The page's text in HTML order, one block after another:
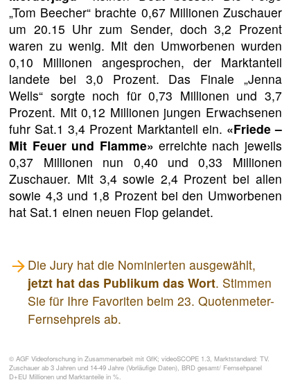
„Tom Beecher“ brachte 0,67 Millionen Zuschauer
um 20.15 Uhr zum Sender, doch 3,2 Prozent
waren zu wenig. Mit den Umworbenen wurden
0,10 Millionen angesprochen, der Marktanteil
landete bei 3,0 Prozent. Das Finale „Jenna
Wells“ sorgte noch für 0,73 Millionen und 3,7
Prozent. Mit 0,12 Millionen jungen Erwachsenen
fuhr Sat.1 3,4 Prozent Marktanteil ein. «Friede –
Mit Feuer und Flamme» erreichte nach jeweils
0,37 Millionen nun 0,40 und 0,33 Millionen
Zuschauer. Mit 3,4 sowie 2,4 Prozent bei allen
sowie 4,3 und 1,8 Prozent bei den Umworbenen
hat Sat.1 einen neuen Flop gelandet.
Die Jury hat die Nominierten ausgewählt,
jetzt hat das Publikum das Wort. Stimmen
Sie für Ihre Favoriten beim 23. Quotenmeter-
Fernsehpreis ab.
© AGF Videoforschung in Zusammenarbeit mit GfK; videoSCOPE 1.3, Marktstandard: TV.
Zuschauer ab 3 Jahren und 14-49 Jahre (Vorläufige Daten), BRD gesamt/ Fernsehpanel
D+EU Millionen und Marktanteile in %.